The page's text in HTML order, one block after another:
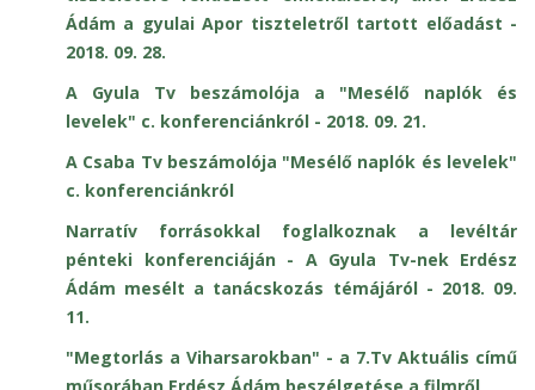
Ádám a gyulai Apor tiszteletről tartott előadást -
2018. 09. 28.
A Gyula Tv beszámolója a "Mesélő naplók és
levelek" c. konferenciánkról - 2018. 09. 21.
A Csaba Tv beszámolója "Mesélő naplók és levelek"
c. konferenciánkról
Narratív forrásokkal foglalkoznak a levéltár
pénteki konferenciáján - A Gyula Tv-nek Erdész
Ádám mesélt a tanácskozás témájáról - 2018. 09.
11.
"Megtorlás a Viharsarokban" - a 7.Tv Aktuális című